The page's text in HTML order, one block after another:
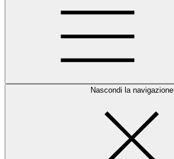
Nascondi la navigazione